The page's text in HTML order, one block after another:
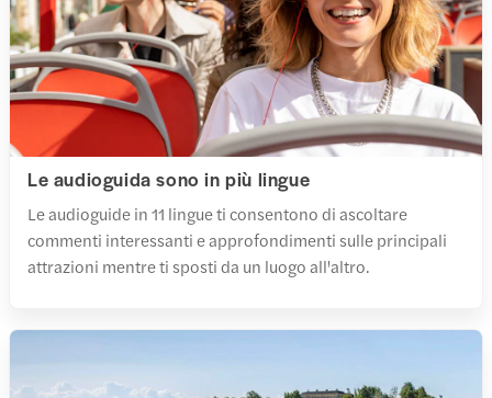
Le audioguida sono in più lingue
Le audioguide in 11 lingue ti consentono di ascoltare
commenti interessanti e approfondimenti sulle principali
attrazioni mentre ti sposti da un luogo all'altro.